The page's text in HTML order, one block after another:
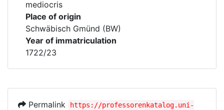
mediocris
Place of origin
Schwäbisch Gmünd (BW)
Year of immatriculation
1722/23
Permalink
https://professorenkatalog.uni-